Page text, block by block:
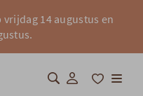
14 augustus en